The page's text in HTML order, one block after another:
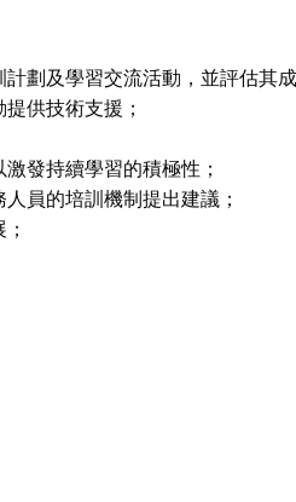
劃及學習交流活動，並評估其
供技術支援；
發持續學習的積極性；
員的培訓機制提出建議；